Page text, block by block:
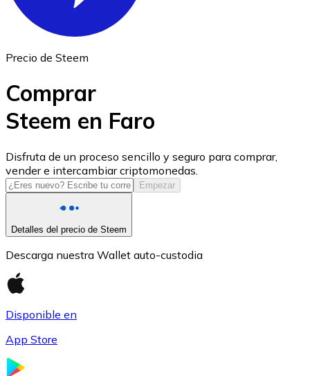
USD Coin
USDC
Precio de Steem
Comprar
Steem en Faro
Disfruta de un proceso sencillo y seguro para comprar,
vender e intercambiar criptomonedas.
Empezar
Detalles del precio de Steem
Descarga nuestra Wallet auto-custodia
Disponible en
App Store